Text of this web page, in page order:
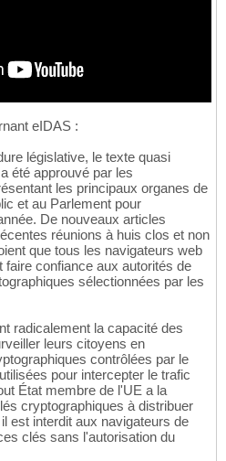
eIDAS :
législative, le texte quasi
été approuvé par les
les principaux organes de
et au Parlement pour
De nouveaux articles
réunions à huis clos et non
que tous les navigateurs web
confiance aux autorités de
sélectionnées par les
radicalement la capacité des
leurs citoyens en
contrôlées par le
pour intercepter le trafic
État membre de l'UE a la
cryptographiques à distribuer
est interdit aux navigateurs de
clés sans l'autorisation du